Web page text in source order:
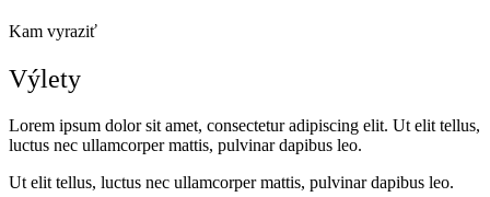
Kam vyraziť
Výlety
Lorem ipsum dolor sit amet, consectetur adipiscing elit. Ut elit tellus,
luctus nec ullamcorper mattis, pulvinar dapibus leo.
Ut elit tellus, luctus nec ullamcorper mattis, pulvinar dapibus leo.